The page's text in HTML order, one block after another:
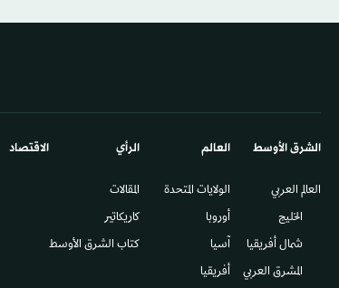
الشرق الأوسط​
العالم العربي
الخليج
شمال أفريقيا
المشرق العربي
العالم
الولايات المتحدة
أوروبا
آسيا
أفريقيا
الرأي
المقالات
كاريكاتير
كتاب الشرق الأوسط
الاقتصاد